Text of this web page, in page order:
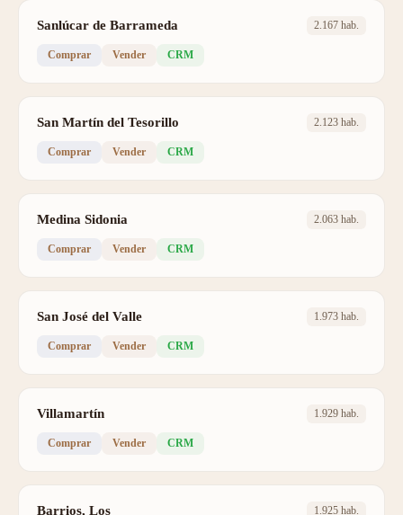
Sanlúcar de Barrameda 2.167 hab.
Comprar Vender CRM
San Martín del Tesorillo 2.123 hab.
Comprar Vender CRM
Medina Sidonia 2.063 hab.
Comprar Vender CRM
San José del Valle 1.973 hab.
Comprar Vender CRM
Villamartín 1.929 hab.
Comprar Vender CRM
Barrios, Los 1.925 hab.